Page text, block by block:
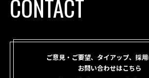
CONTACT
ご意見・ご要望、タイアップ、採
お問い合わせはこちら